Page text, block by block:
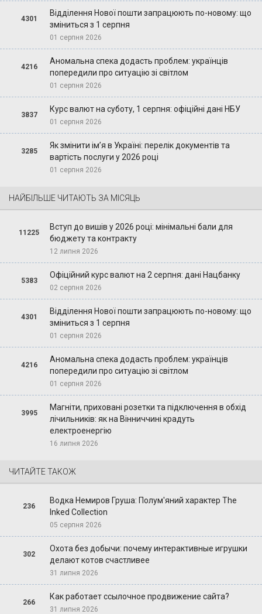
4301
Відділення Нової пошти запрацюють по-новому: що
зміниться з 1 серпня
01 серпня 2026
4216
Аномальна спека додасть проблем: українців
попередили про ситуацію зі світлом
01 серпня 2026
3837
Курс валют на суботу, 1 серпня: офіційні дані НБУ
01 серпня 2026
3285
Як змінити ім’я в Україні: перелік документів та
вартість послуги у 2026 році
01 серпня 2026
НАЙБІЛЬШЕ ЧИТАЮТЬ ЗА МІСЯЦЬ
11225
Вступ до вишів у 2026 році: мінімальні бали для
бюджету та контракту
12 липня 2026
5383
Офіційний курс валют на 2 серпня: дані Нацбанку
02 серпня 2026
4301
Відділення Нової пошти запрацюють по-новому: що
зміниться з 1 серпня
01 серпня 2026
4216
Аномальна спека додасть проблем: українців
попередили про ситуацію зі світлом
01 серпня 2026
3995
Магніти, приховані розетки та підключення в обхід
лічильників: як на Вінниччині крадуть
електроенергію
16 липня 2026
ЧИТАЙТЕ ТАКОЖ
236
Водка Немиров Груша: Полум'яний характер The
Inked Collection
05 серпня 2026
302
Охота без добычи: почему интерактивные игрушки
делают котов счастливее
31 липня 2026
266
Как работает ссылочное продвижение сайта?
31 липня 2026